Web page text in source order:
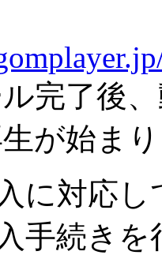
完了後
が始ま
に対応
手続き